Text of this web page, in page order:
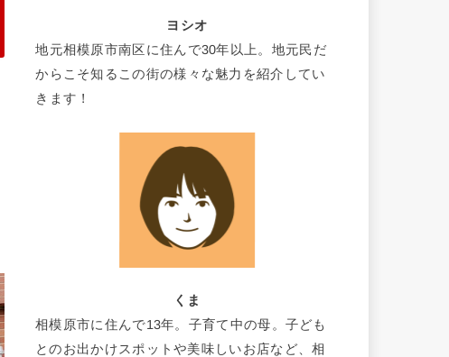
ヨシオ
地元相模原市南区に住んで30年以上。地元民だ
からこそ知るこの街の様々な魅力を紹介してい
きます！
くま
相模原市に住んで13年。子育て中の母。子ども
とのお出かけスポットや美味しいお店など、相